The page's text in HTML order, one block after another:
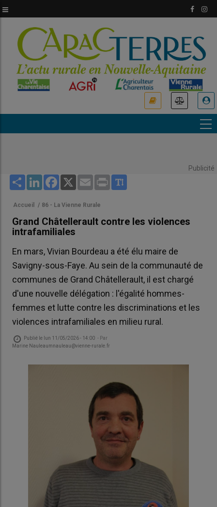
au
principal
Publicité
Share LinkedInFacebook
X Email Print
Accueil / 86 - La Vienne Rurale
Grand Châtellerault contre les violences
intrafamiliales
En mars, Vivian Bourdeau a été élu maire de
Savigny-sous-Faye. Au sein de la communauté de
communes de Grand Châtellerault, il est chargé
d'une nouvelle délégation : l'égalité hommes-
femmes et lutte contre les discriminations et les
violences intrafamiliales en milieu rural.
Publié le lun 11/05/2026 - 14:00 - Par
Marine Nauleaumnauleau@vienne-rurale.fr